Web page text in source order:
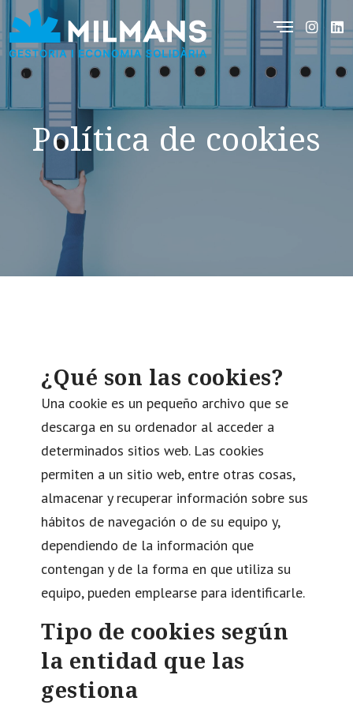
Política de cookies
¿Qué son las cookies?
Una cookie es un pequeño archivo que se
descarga en su ordenador al acceder a
determinados sitios web. Las cookies
permiten a un sitio web, entre otras cosas,
almacenar y recuperar información sobre sus
hábitos de navegación o de su equipo y,
dependiendo de la información que
contengan y de la forma en que utiliza su
equipo, pueden emplearse para identificarle.
Tipo de cookies según
la entidad que las
gestiona